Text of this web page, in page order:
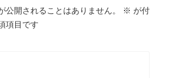
公開されることはありません。 ※ が付
項目です